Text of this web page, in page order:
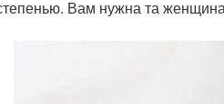
Вам нужна та